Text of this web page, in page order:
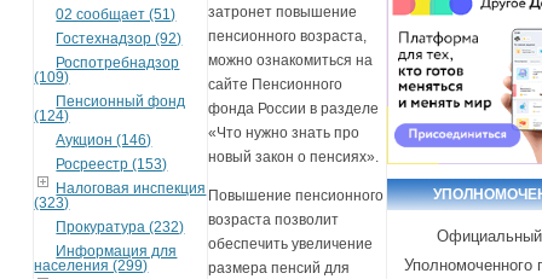
02 сообщает (51)
Гостехнадзор (92)
Роспотребнадзор
(109)
Пенсионный фонд
(124)
Аукцион (146)
Росреестр (153)
Налоговая инспекция
(323)
Прокуратура (232)
Информация для
населения (299)
затронет повышение
пенсионного возраста,
можно ознакомиться на
сайте Пенсионного
фонда России в разделе
«Что нужно знать про
новый закон о пенсиях».
Повышение пенсионного
возраста позволит
обеспечить увеличение
размера пенсий для
Уполномоченного